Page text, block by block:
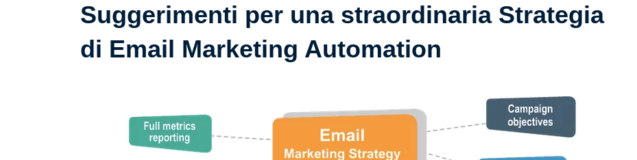
Suggerimenti per una straordinaria Strategia
di Email Marketing Automation